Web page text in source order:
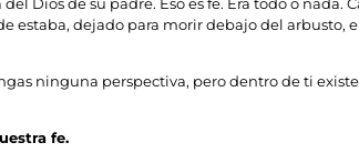
dejado para morir debajo del arbusto,
ninguna perspectiva, pero dentro de ti
fe.